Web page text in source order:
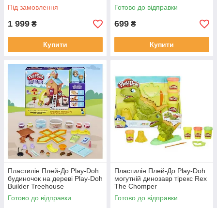
Під замовлення
1 999 ₴
Купити
Готово до відправки
699 ₴
Купити
Пластилін Плей-До Play-Doh
будиночок на дереві Play-Doh
Builder Treehouse
Готово до відправки
Пластилін Плей-До Play-Doh
могутній динозавр тірекс Rex
The Chomper
Готово до відправки